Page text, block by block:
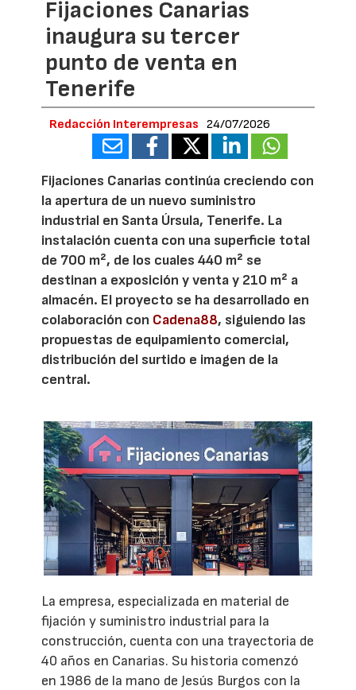
Fijaciones Canarias
inaugura su tercer
punto de venta en
Tenerife
Redacción Interempresas 24/07/2026
Fijaciones Canarias continúa creciendo con
la apertura de un nuevo suministro
industrial en Santa Úrsula, Tenerife. La
instalación cuenta con una superficie total
de 700 m², de los cuales 440 m² se
destinan a exposición y venta y 210 m² a
almacén. El proyecto se ha desarrollado en
colaboración con Cadena88, siguiendo las
propuestas de equipamiento comercial,
distribución del surtido e imagen de la
central.
La empresa, especializada en material de
fijación y suministro industrial para la
construcción, cuenta con una trayectoria de
40 años en Canarias. Su historia comenzó
en 1986 de la mano de Jesús Burgos con la